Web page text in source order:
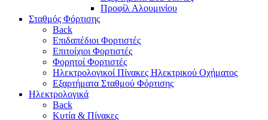
Προφίλ Αλουμινίου
Σταθμός Φόρτισης
Back
Επιδαπέδιοι Φορτιστές
Επιτoίχιοι Φορτιστές
Φορητοί Φορτιστές
Ηλεκτρολογικοί Πίνακες Ηλεκτρικού Οχήματος
Εξαρτήματα Σταθμού Φόρτισης
Ηλεκτρολογικά
Back
Κυτία & Πίνακες